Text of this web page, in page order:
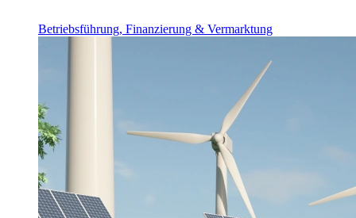
Betriebsführung, Finanzierung & Vermarktung